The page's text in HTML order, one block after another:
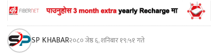
SP KHABAR२०८० जेष्ठ ६, शनिबार १९:५१ गते